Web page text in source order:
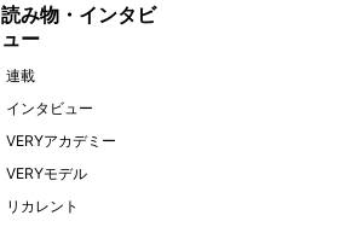
読み物・インタビ
ュー
連載
インタビュー
VERYアカデミー
VERYモデル
リカレント